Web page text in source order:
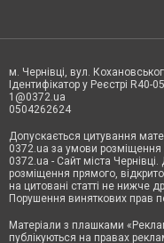
м. Чернівці, вул.
Ідентифікатор у Реєстрі R40-
1@0372.ua
0504262624
Допускається цитування
0372.ua за умови розміщення
0372.ua - Сайт міста
розміщення прямого,
на цитовані статті не нижче
Порушення виняткових прав
Матеріали з плашками
публікуються на правах